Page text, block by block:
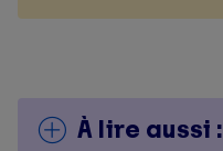
À lire aussi :